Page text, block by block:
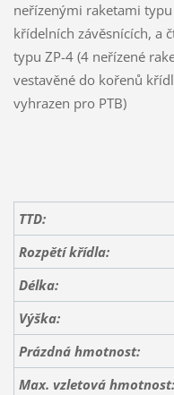
neřízenými raketami
křídelních závěsnících, a
typu ZP-4 (4 neřízené
vestavěné do kořenů
vyhrazen pro PTB)
TTD:
Rozpětí křídla:
Délka:
Výška:
Prázdná hmotnost:
Max. vzletová hmotnost: